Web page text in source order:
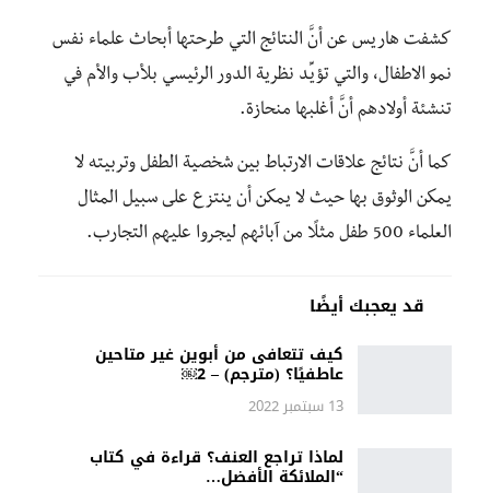
كشفت هاريس عن أنَّ النتائج التي طرحتها أبحاث علماء نفس
نمو الاطفال، والتي تؤيِّد نظرية الدور الرئيسي بلأب والأم في
تنشئة أولادهم أنَّ أغلبها منحازة.
كما أنَّ نتائج علاقات الارتباط بين شخصية الطفل وتربيته لا
يمكن الوثوق بها حيث لا يمكن أن ينتزع على سبيل المثال
العلماء 500 طفل مثلًا من آبائهم ليجروا عليهم التجارب.
قد يعجبك أيضًا
كيف تتعافى من أبوين غير متاحين
عاطفيًا؟ (مترجم) – 2￼
13 سبتمبر 2022
لماذا تراجع العنف؟ قراءة في كتاب
“الملائكة الأفضل…